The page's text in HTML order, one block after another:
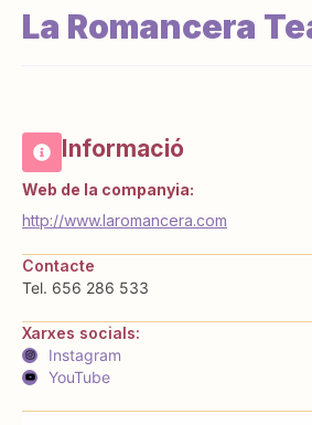
La Romancera
Informació
Web de la companyia:
http://www.laromancera.com
Contacte
Tel. 656 286 533
Xarxes socials:
Instagram
YouTube